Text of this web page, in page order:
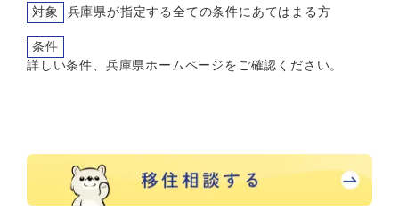
対象 兵庫県が指定する全ての条件にあてはまる方
条件
詳しい条件、兵庫県ホームページをご確認ください。